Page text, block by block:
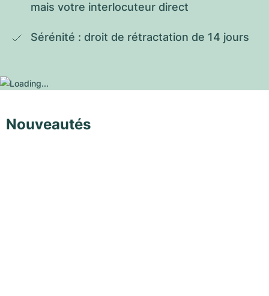
mais votre interlocuteur direct
Sérénité : droit de rétractation de 14 jours
Nouveautés